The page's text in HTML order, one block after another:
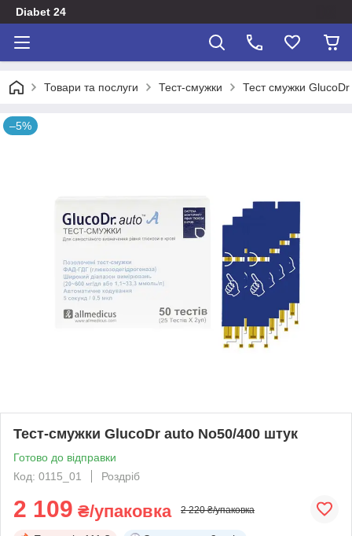
Diabet 24
Товари та послуги Тест-смужки Тест смужки GlucoDr
–5%
Тест-смужки GlucoDr auto No50/400 штук
Готово до відправки
Код: 0115_01
Роздріб
2 109 ₴/упаковка 2 220 ₴/упаковка